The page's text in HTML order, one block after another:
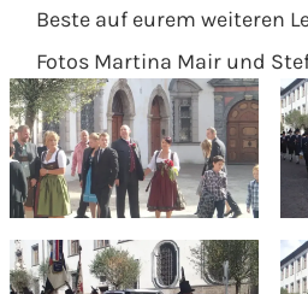
Beste auf eurem weiteren
Fotos Martina Mair und